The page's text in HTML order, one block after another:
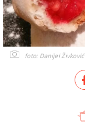
foto: Danijel Živković